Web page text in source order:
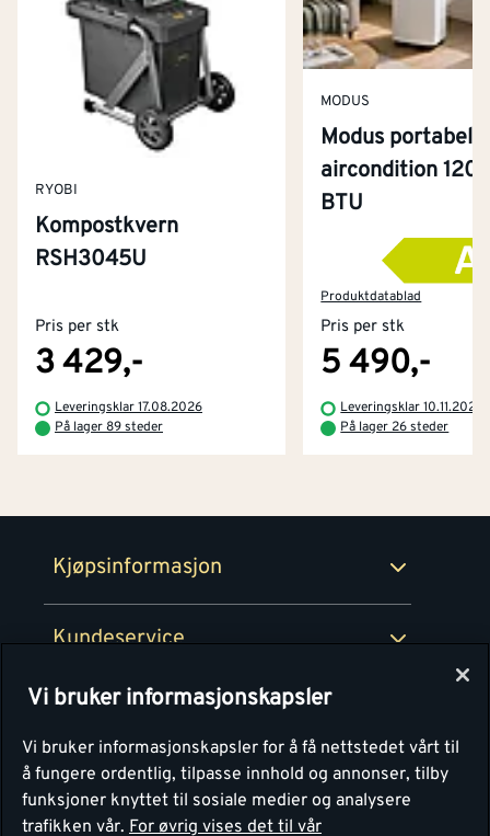
RYOBI
Kompostkvern
RSH3045U
Pris per stk
3 429,-
Leveringsklar 17.08.2026
På lager 89 steder
MODUS
Modus portabel
aircondition
BTU
Produktdatablad
Pris per stk
5 490,-
Leveringsklar 10.11.2026
På lager 26 steder
Kjøpsinformasjon
Kjøpsbetingelser
Retur- og angrerettsskjema
Kundeservice
Tjenester
Montér Klubb
Montér
Byggevarehus og åpningstider
Prismatch
Personvern
Vi bruker informasjonskapsler
Vi bruker informasjonskapsler for å få nettstedet vårt til
å fungere ordentlig, tilpasse innhold og annonser, tilby
funksjoner knyttet til sosiale medier og analysere
trafikken vår. For øvrig vises det til vår